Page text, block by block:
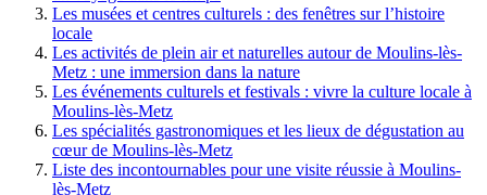
Les musées et centres culturels : des fenêtres sur l’histoire
locale
Les activités de plein air et naturelles autour de Moulins-lès-
Metz : une immersion dans la nature
Les événements culturels et festivals : vivre la culture locale à
Moulins-lès-Metz
Les spécialités gastronomiques et les lieux de dégustation au
cœur de Moulins-lès-Metz
Liste des incontournables pour une visite réussie à Moulins-
lès-Metz